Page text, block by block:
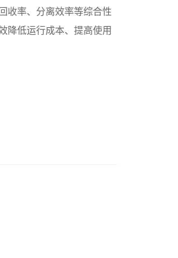
收率、分离效率等综合性
降低运行成本、提高使用